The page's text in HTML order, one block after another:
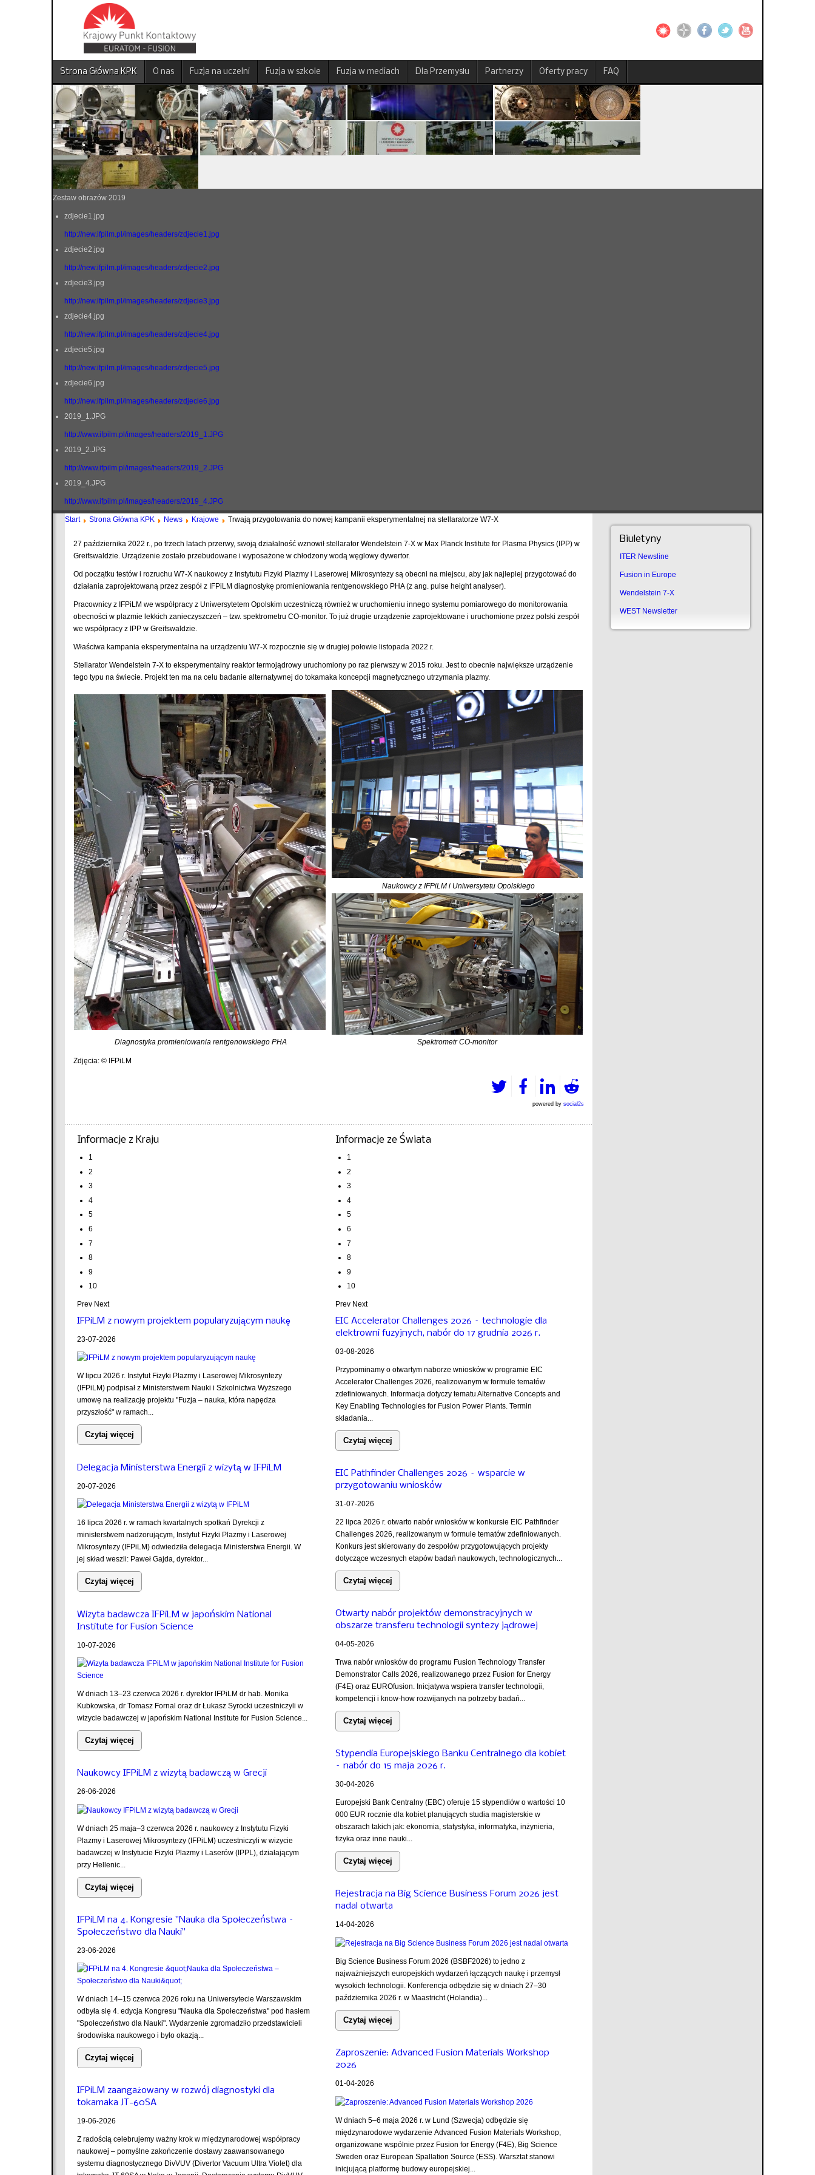
Strona Główna KPK O nas Fuzja na uczelni Fuzja w szkole Fuzja w mediach Dla Przemysłu Partnerzy Oferty pracy FAQ
Zestaw obrazów 2019
zdjecie1.jpg
http://new.ifpilm.pl/images/headers/zdjecie1.jpg
zdjecie2.jpg
http://new.ifpilm.pl/images/headers/zdjecie2.jpg
zdjecie3.jpg
http://new.ifpilm.pl/images/headers/zdjecie3.jpg
zdjecie4.jpg
http://new.ifpilm.pl/images/headers/zdjecie4.jpg
zdjecie5.jpg
http://new.ifpilm.pl/images/headers/zdjecie5.jpg
zdjecie6.jpg
http://new.ifpilm.pl/images/headers/zdjecie6.jpg
2019_1.JPG
http://www.ifpilm.pl/images/headers/2019_1.JPG
2019_2.JPG
http://www.ifpilm.pl/images/headers/2019_2.JPG
2019_4.JPG
http://www.ifpilm.pl/images/headers/2019_4.JPG
Start Strona Główna KPK News Krajowe Trwają przygotowania do nowej kampanii eksperymentalnej na stellaratorze W7-X
27 października 2022 r., po trzech latach przerwy, swoją działalność wznowił stellarator Wendelstein 7-X w Max Planck Institute for Plasma Physics (IPP) w
Greifswaldzie. Urządzenie zostało przebudowane i wyposażone w chłodzony wodą węglowy dywertor.
Od początku testów i rozruchu W7-X naukowcy z Instytutu Fizyki Plazmy i Laserowej Mikrosyntezy są obecni na miejscu, aby jak najlepiej przygotować do
działania zaprojektowaną przez zespół z IFPiLM diagnostykę promieniowania rentgenowskiego PHA (z ang. pulse height analyser).
Pracownicy z IFPiLM we współpracy z Uniwersytetem Opolskim uczestniczą również w uruchomieniu innego systemu pomiarowego do monitorowania
obecności w plazmie lekkich zanieczyszczeń – tzw. spektrometru CO-monitor. To już drugie urządzenie zaprojektowane i uruchomione przez polski zespół
we współpracy z IPP w Greifswaldzie.
Właściwa kampania eksperymentalna na urządzeniu W7-X rozpocznie się w drugiej połowie listopada 2022 r.
Stellarator Wendelstein 7-X to eksperymentalny reaktor termojądrowy uruchomiony po raz pierwszy w 2015 roku. Jest to obecnie największe urządzenie
tego typu na świecie. Projekt ten ma na celu badanie alternatywnej do tokamaka koncepcji magnetycznego utrzymania plazmy.
Naukowcy z IFPiLM i Uniwersytetu Opolskiego
Diagnostyka promieniowania rentgenowskiego PHA Spektrometr CO-monitor
Zdjęcia: © IFPiLM
powered by social2s
Informacje z Kraju
1
2
3
4
5
6
7
8
9
10
Prev Next
IFPiLM z nowym projektem popularyzującym naukę
23-07-2026
W lipcu 2026 r. Instytut Fizyki Plazmy i Laserowej Mikrosyntezy
(IFPiLM) podpisał z Ministerstwem Nauki i Szkolnictwa Wyższego
umowę na realizację projektu "Fuzja – nauka, która napędza
przyszłość" w ramach...
Czytaj więcej
Delegacja Ministerstwa Energii z wizytą w IFPiLM
20-07-2026
16 lipca 2026 r. w ramach kwartalnych spotkań Dyrekcji z
ministerstwem nadzorującym, Instytut Fizyki Plazmy i Laserowej
Mikrosyntezy (IFPiLM) odwiedziła delegacja Ministerstwa Energii. W
jej skład weszli: Paweł Gajda, dyrektor...
Czytaj więcej
Wizyta badawcza IFPiLM w japońskim National
Institute for Fusion Science
10-07-2026
W dniach 13–23 czerwca 2026 r. dyrektor IFPiLM dr hab. Monika
Kubkowska, dr Tomasz Fornal oraz dr Łukasz Syrocki uczestniczyli w
wizycie badawczej w japońskim National Institute for Fusion Science...
Czytaj więcej
Naukowcy IFPiLM z wizytą badawczą w Grecji
26-06-2026
W dniach 25 maja–3 czerwca 2026 r. naukowcy z Instytutu Fizyki
Plazmy i Laserowej Mikrosyntezy (IFPiLM) uczestniczyli w wizycie
badawczej w Instytucie Fizyki Plazmy i Laserów (IPPL), działającym
przy Hellenic...
Czytaj więcej
IFPiLM na 4. Kongresie "Nauka dla Społeczeństwa –
Społeczeństwo dla Nauki"
23-06-2026
W dniach 14–15 czerwca 2026 roku na Uniwersytecie Warszawskim
odbyła się 4. edycja Kongresu "Nauka dla Społeczeństwa" pod hasłem
"Społeczeństwo dla Nauki". Wydarzenie zgromadziło przedstawicieli
środowiska naukowego i było okazją...
Czytaj więcej
IFPiLM zaangażowany w rozwój diagnostyki dla
tokamaka JT-60SA
19-06-2026
Z radością celebrujemy ważny krok w międzynarodowej współpracy
naukowej – pomyślne zakończenie dostawy zaawansowanego
systemu diagnostycznego DivVUV (Divertor Vacuum Ultra Violet) dla
Informacje ze Świata
1
2
3
4
5
6
7
8
9
10
Prev Next
EIC Accelerator Challenges 2026 – technologie dla
elektrowni fuzyjnych, nabór do 17 grudnia 2026 r.
03-08-2026
Przypominamy o otwartym naborze wniosków w programie EIC
Accelerator Challenges 2026, realizowanym w formule tematów
zdefiniowanych. Informacja dotyczy tematu Alternative Concepts and
Key Enabling Technologies for Fusion Power Plants. Termin
składania...
Czytaj więcej
EIC Pathfinder Challenges 2026 – wsparcie w
przygotowaniu wniosków
31-07-2026
22 lipca 2026 r. otwarto nabór wniosków w konkursie EIC Pathfinder
Challenges 2026, realizowanym w formule tematów zdefiniowanych.
Konkurs jest skierowany do zespołów przygotowujących projekty
dotyczące wczesnych etapów badań naukowych, technologicznych...
Czytaj więcej
Otwarty nabór projektów demonstracyjnych w
obszarze transferu technologii syntezy jądrowej
04-05-2026
Trwa nabór wniosków do programu Fusion Technology Transfer
Demonstrator Calls 2026, realizowanego przez Fusion for Energy
(F4E) oraz EUROfusion. Inicjatywa wspiera transfer technologii,
kompetencji i know-how rozwijanych na potrzeby badań...
Czytaj więcej
Stypendia Europejskiego Banku Centralnego dla kobiet
– nabór do 15 maja 2026 r.
30-04-2026
Europejski Bank Centralny (EBC) oferuje 15 stypendiów o wartości 10
000 EUR rocznie dla kobiet planujących studia magisterskie w
obszarach takich jak: ekonomia, statystyka, informatyka, inżynieria,
fizyka oraz inne nauki...
Czytaj więcej
Rejestracja na Big Science Business Forum 2026 jest
nadal otwarta
14-04-2026
Big Science Business Forum 2026 (BSBF2026) to jedno z
najważniejszych europejskich wydarzeń łączących naukę i przemysł
wysokich technologii. Konferencja odbędzie się w dniach 27–30
października 2026 r. w Maastricht (Holandia)...
Czytaj więcej
Zaproszenie: Advanced Fusion Materials Workshop
2026
01-04-2026
W dniach 5–6 maja 2026 r. w Lund (Szwecja) odbędzie się
międzynarodowe wydarzenie Advanced Fusion Materials Workshop,
organizowane wspólnie przez Fusion for Energy (F4E), Big Science
Sweden oraz European Spallation Source (ESS). Warsztat stanowi
inicjującą platformę budowy europejskiej...
Biuletyny
ITER Newsline
Fusion in Europe
Wendelstein 7-X
WEST Newsletter